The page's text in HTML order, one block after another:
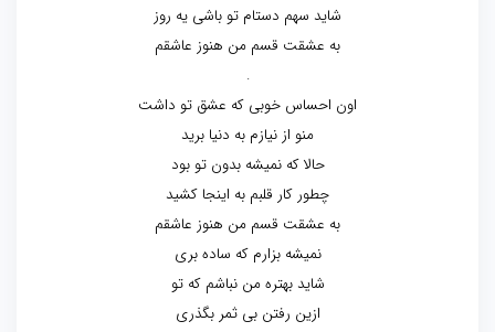
شاید سهم دستام تو باشی یه روز
به عشقت قسم من هنوز عاشقم
.
اون احساس خوبی که عشق تو داشت
منو از نیازم به دنیا برید
حالا که نمیشه بدون تو بود
چطور کار قلبم به اینجا کشید
به عشقت قسم من هنوز عاشقم
نمیشه بزارم که ساده بری
شاید بهتره من نباشم که تو
ازین رفتن بی ثمر بگذری